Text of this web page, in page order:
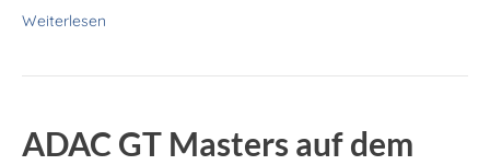
Weiterlesen
ADAC GT Masters auf dem